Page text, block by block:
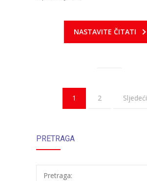
NASTAVITE ČITATI
1 2 Sljedeći
PRETRAGA
Pretraga: